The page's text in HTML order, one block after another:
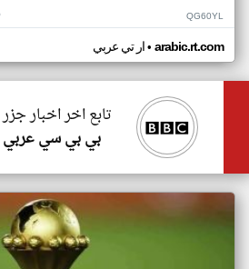
QG60YL
ار تي عربي• arabic.rt.com
تابع اخر اخبار
بي بي سي عربي